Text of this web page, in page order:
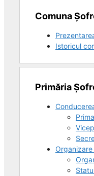
Comuna
Istoricul
Primăria